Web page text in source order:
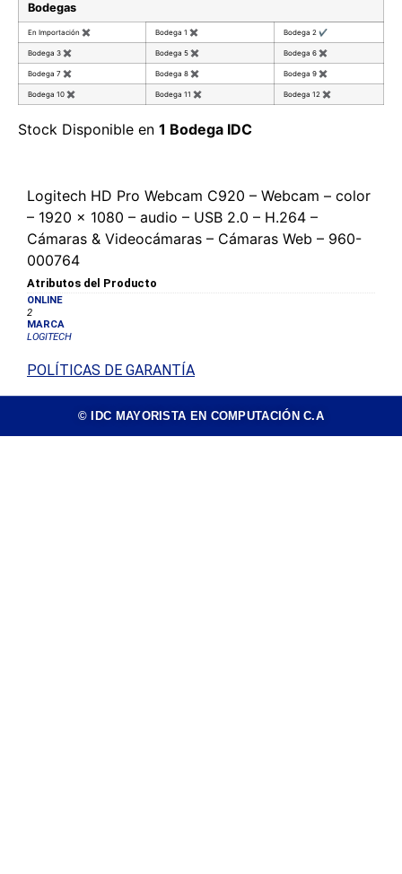
Bodegas
En Importación ✖ Bodega 1 ✖ Bodega 2 ✔
Bodega 3 ✖ Bodega 5 ✖ Bodega 6 ✖
Bodega 7 ✖ Bodega 8 ✖ Bodega 9 ✖
Bodega 10 ✖ Bodega 11 ✖ Bodega 12 ✖
Stock Disponible en 1 Bodega IDC
Logitech HD Pro Webcam C920 – Webcam – color
– 1920 x 1080 – audio – USB 2.0 – H.264 –
Cámaras & Videocámaras – Cámaras Web – 960-
000764
Atributos del Producto
ONLINE
2
MARCA
LOGITECH
POLÍTICAS DE GARANTÍA
© IDC MAYORISTA EN COMPUTACIÓN C.A